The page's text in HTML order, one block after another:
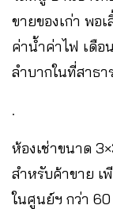
ขายของเก่า พอ
ค่าน้ำค่าไฟ เดือ
ลำบากในที่สาธ
.
ห้องเช่าขนาด
สำหรับค้าขาย เ
ในศูนย์ฯ กว่า